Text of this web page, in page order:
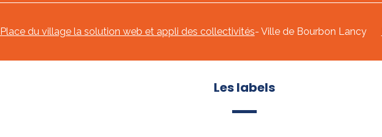
Place du village la solution web et appli des collectivités- Ville de Bourbon Lancy
Les labels